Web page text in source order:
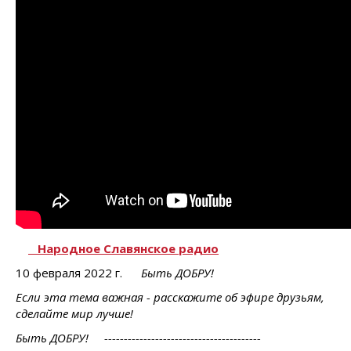
Народное Славянское радио
10 февраля 2022 г.
Быть ДОБРУ!
Если эта тема важная - расскажите об эфире друзьям,
сделайте мир лучше!
Быть ДОБРУ!
----------------------------------------